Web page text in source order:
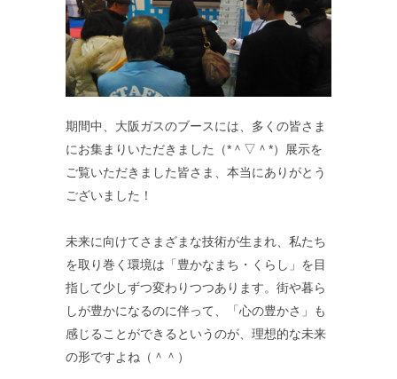
期間中、大阪ガスのブースには、多くの皆さま
にお集まりいただきました（*＾▽＾*）展示を
ご覧いただきました皆さま、本当にありがとう
ございました！
未来に向けてさまざまな技術が生まれ、私たち
を取り巻く環境は「豊かなまち・くらし」を目
指して少しずつ変わりつつあります。街や暮ら
しが豊かになるのに伴って、「心の豊かさ」も
感じることができるというのが、理想的な未来
の形ですよね（＾＾）